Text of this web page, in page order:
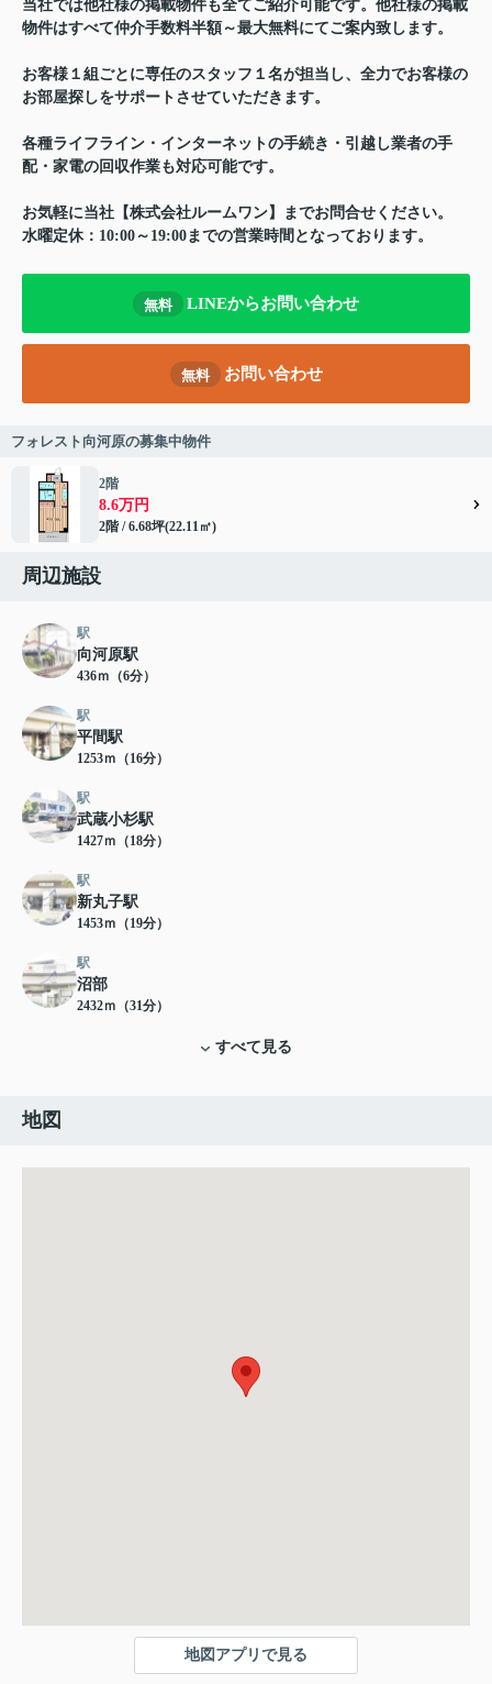
当社では他社様の掲載物件も全てご紹介可能です。他社様の掲載
物件はすべて仲介手数料半額～最大無料にてご案内致します。
お客様１組ごとに専任のスタッフ１名が担当し、全力でお客様の
お部屋探しをサポートさせていただきます。
各種ライフライン・インターネットの手続き・引越し業者の手
配・家電の回収作業も対応可能です。
お気軽に当社【株式会社ルームワン】までお問合せください。
水曜定休：10:00～19:00までの営業時間となっております。
無料 LINEからお問い合わせ
無料 お問い合わせ
フォレスト向河原の募集中物件
2階
8.6万円
2階 / 6.68坪(22.11㎡)
周辺施設
駅
向河原駅
436ｍ（6分）
駅
平間駅
1253ｍ（16分）
駅
武蔵小杉駅
1427ｍ（18分）
駅
新丸子駅
1453ｍ（19分）
駅
沼部
2432ｍ（31分）
すべて見る
地図
地図アプリで見る